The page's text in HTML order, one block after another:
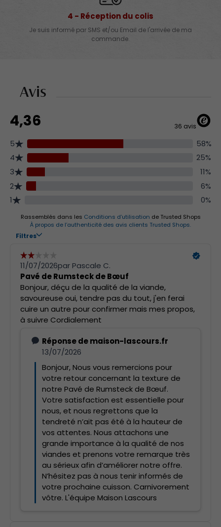
4 - Réception du colis
Je suis informé par SMS et/ou Email de l'arrivée de ma
commande.
Avis